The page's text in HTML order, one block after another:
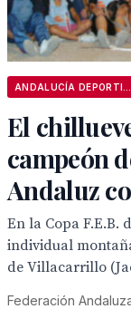
El
campeón
Andaluz
En la Copa
individual
de Villacarrillo
Federación